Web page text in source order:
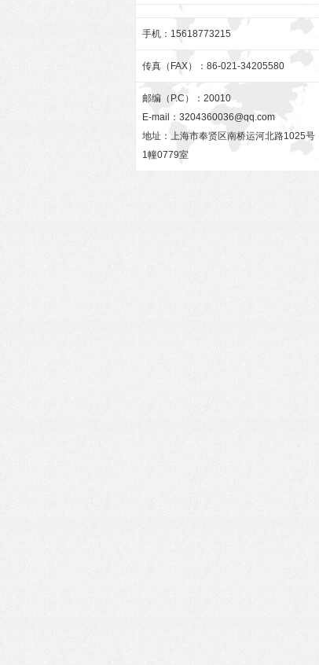
手机：15618773215
传真（FAX）：86-021-34205580
邮编（P.C）：20010
E-mail： 3204360036@qq.com
地址：上海市奉贤区南桥运河北路1025号
1幢0779室